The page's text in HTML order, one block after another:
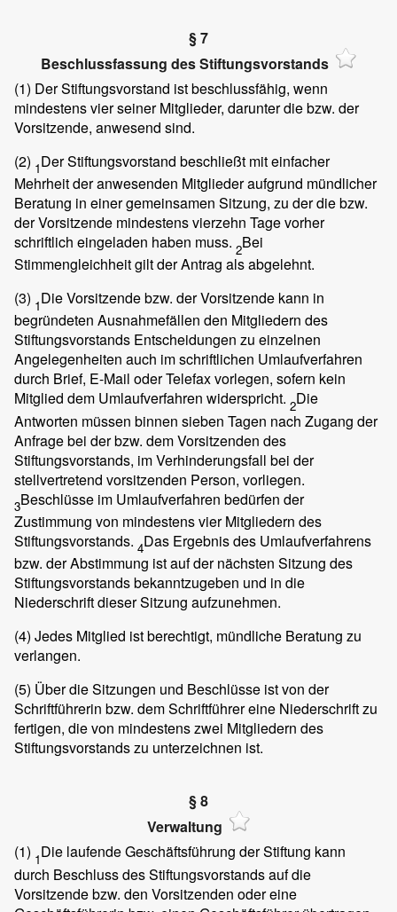
§ 7
Beschlussfassung des Stiftungsvorstands
(1) Der Stiftungsvorstand ist beschlussfähig, wenn
mindestens vier seiner Mitglieder, darunter die bzw. der
Vorsitzende, anwesend sind.
(2) 1Der Stiftungsvorstand beschließt mit einfacher
Mehrheit der anwesenden Mitglieder aufgrund mündlicher
Beratung in einer gemeinsamen Sitzung, zu der die bzw.
der Vorsitzende mindestens vierzehn Tage vorher
schriftlich eingeladen haben muss. 2Bei
Stimmengleichheit gilt der Antrag als abgelehnt.
(3) 1Die Vorsitzende bzw. der Vorsitzende kann in
begründeten Ausnahmefällen den Mitgliedern des
Stiftungsvorstands Entscheidungen zu einzelnen
Angelegenheiten auch im schriftlichen Umlaufverfahren
durch Brief, E-Mail oder Telefax vorlegen, sofern kein
Mitglied dem Umlaufverfahren widerspricht. 2Die
Antworten müssen binnen sieben Tagen nach Zugang der
Anfrage bei der bzw. dem Vorsitzenden des
Stiftungsvorstands, im Verhinderungsfall bei der
stellvertretend vorsitzenden Person, vorliegen.
3Beschlüsse im Umlaufverfahren bedürfen der
Zustimmung von mindestens vier Mitgliedern des
Stiftungsvorstands. 4Das Ergebnis des Umlaufverfahrens
bzw. der Abstimmung ist auf der nächsten Sitzung des
Stiftungsvorstands bekanntzugeben und in die
Niederschrift dieser Sitzung aufzunehmen.
(4) Jedes Mitglied ist berechtigt, mündliche Beratung zu
verlangen.
(5) Über die Sitzungen und Beschlüsse ist von der
Schriftführerin bzw. dem Schriftführer eine Niederschrift zu
fertigen, die von mindestens zwei Mitgliedern des
Stiftungsvorstands zu unterzeichnen ist.
§ 8
Verwaltung
(1) 1Die laufende Geschäftsführung der Stiftung kann
durch Beschluss des Stiftungsvorstands auf die
Vorsitzende bzw. den Vorsitzenden oder eine